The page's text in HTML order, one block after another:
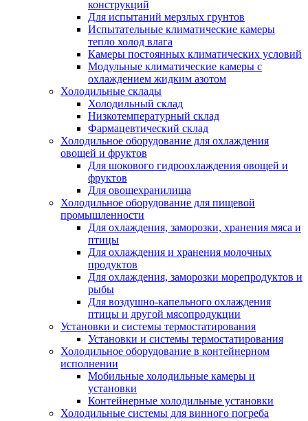
конструкций
Для испытаний мерзлых грунтов
Испытательные климатические камеры
тепло холод влага
Камеры постоянных климатических условий
Модульные климатические камеры с
охлаждением жидким азотом
Холодильные склады
Холодильный склад
Низкотемпературный склад
Фармацевтический склад
Холодильное оборудование для охлаждения
овощей и фруктов
Для шокового гидроохлаждения овощей и
фруктов
Для овощехранилища
Холодильное оборудование для пищевой
промышленности
Для охлаждения, заморозки, хранения мяса и
птицы
Для охлаждения и хранения молочных
продуктов
Для охлаждения, заморозки морепродуктов и
рыбы
Для воздушно-капельного охлаждения
птицы и другой мясопродукции
Установки и системы термостатирования
Установки и системы термостатирования
Холодильное оборудование в контейнерном
исполнении
Мобильные холодильные камеры и
установки
Контейнерные холодильные установки
Холодильные системы для винного погреба